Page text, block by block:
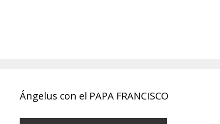
Ángelus con el PAPA FRANCISCO